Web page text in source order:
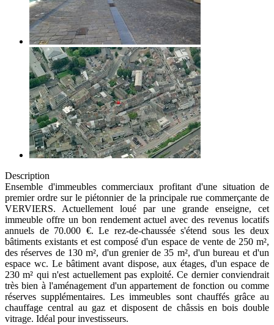
Description
Ensemble d'immeubles commerciaux profitant d'une situation de
premier ordre sur le piétonnier de la principale rue commerçante de
VERVIERS. Actuellement loué par une grande enseigne, cet
immeuble offre un bon rendement actuel avec des revenus locatifs
annuels de 70.000 €. Le rez-de-chaussée s'étend sous les deux
bâtiments existants et est composé d'un espace de vente de 250 m²,
des réserves de 130 m², d'un grenier de 35 m², d'un bureau et d'un
espace wc. Le bâtiment avant dispose, aux étages, d'un espace de
230 m² qui n'est actuellement pas exploité. Ce dernier conviendrait
très bien à l'aménagement d'un appartement de fonction ou comme
réserves supplémentaires. Les immeubles sont chauffés grâce au
chauffage central au gaz et disposent de châssis en bois double
vitrage. Idéal pour investisseurs.